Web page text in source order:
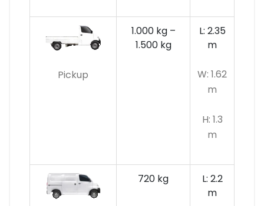
Pickup
1.000 kg –
1.500 kg
L: 2.35
m
W: 1.62
m
H: 1.3
m
720 kg
L: 2.2
m